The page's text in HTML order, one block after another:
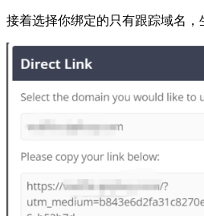
接着选择你绑定的只有跟踪域名，